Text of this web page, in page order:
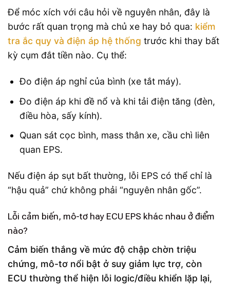
Để móc xích với câu hỏi về nguyên nhân, đây là
bước rất quan trọng mà chủ xe hay bỏ qua: kiểm
tra ắc quy và điện áp hệ thống trước khi thay bất
kỳ cụm đắt tiền nào. Cụ thể:
Đo điện áp nghỉ của bình (xe tắt máy).
Đo điện áp khi đề nổ và khi tải điện tăng (đèn,
điều hòa, sấy kính).
Quan sát cọc bình, mass thân xe, cầu chì liên
quan EPS.
Nếu điện áp sụt bất thường, lỗi EPS có thể chỉ là
“hậu quả” chứ không phải “nguyên nhân gốc”.
Lỗi cảm biến, mô-tơ hay ECU EPS khác nhau ở điểm
nào?
Cảm biến thắng về mức độ chập chờn triệu
chứng, mô-tơ nổi bật ở suy giảm lực trợ, còn
ECU thường thể hiện lỗi logic/điều khiển lặp lại,